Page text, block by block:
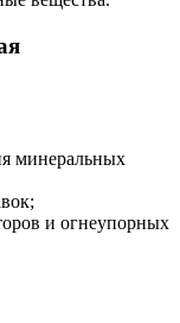
минеральных
и огнеупорных